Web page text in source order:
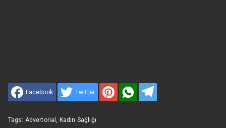
Facebook Twitter
Tags: Advertorial Kadın Sağlığı